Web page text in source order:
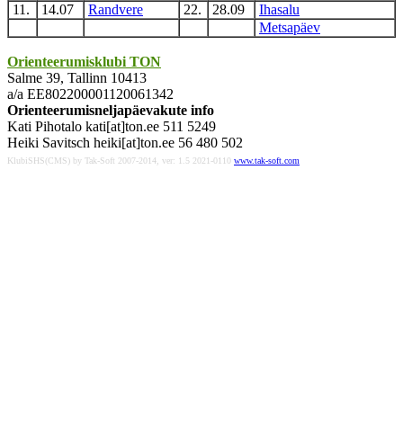
11.
14.07 Randvere 22. 28.09
Ihasalu
Metsapäev
Orienteerumisklubi TON
Salme 39, Tallinn 10413
a/a EE802200001120061342
Orienteerumisneljapäevakute info
Kati Pihotalo kati[at]ton.ee 511 5249
Heiki Savitsch heiki[at]ton.ee 56 480 502
KlubiSHS(CMS) by Tak-Soft 2007-2014, ver: 1.5 2021-0110 www.tak-soft.com